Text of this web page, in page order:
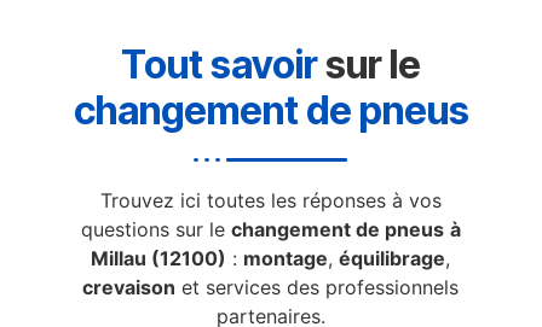
Tout savoirsur le
changement de pneus
Trouvez ici toutes les réponses à vos
questions sur le changement de pneus à
Millau (12100) : montage,équilibrage,
crevaison et services des professionnels
partenaires.